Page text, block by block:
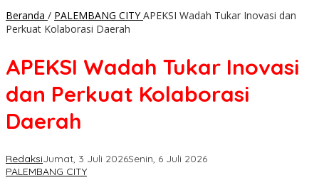
Beranda / PALEMBANG CITY APEKSI Wadah Tukar Inovasi dan
Perkuat Kolaborasi Daerah
APEKSI Wadah Tukar Inovasi
dan Perkuat Kolaborasi
Daerah
RedaksiJumat, 3 Juli 2026Senin, 6 Juli 2026
PALEMBANG CITY